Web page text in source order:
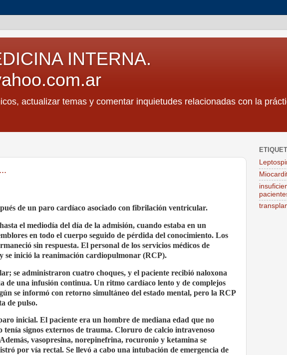
INTERNA.
actualizar temas y comentar inquietudes relacionadas con la
de un paro cardíaco asociado con fibrilación ventricular.
el mediodía del día de la admisión, cuando estaba en un
en todo el cuerpo seguido de pérdida del conocimiento. Los
sin respuesta. El personal de los servicios médicos de
se inició la reanimación cardiopulmonar (RCP).
se administraron cuatro choques, y el paciente recibió naloxona
de una infusión continua. Un ritmo cardíaco lento y de complejos
se informó con retorno simultáneo del estado mental, pero la RCP
de pulso.
inicial. El paciente era un hombre de mediana edad que no
tenía signos externos de trauma. Cloruro de calcio intravenoso
vasopresina, norepinefrina, rocuronio y ketamina se
por vía rectal. Se llevó a cabo una intubación de emergencia de